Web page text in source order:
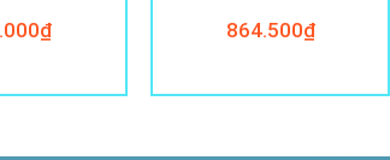
₫ 864.500₫